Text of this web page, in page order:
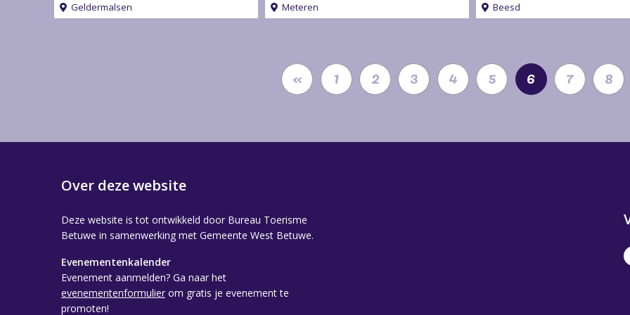
Geldermalsen Meteren Beesd
« 1 2 3 4 5 6 7 8
Over deze website
Deze website is tot ontwikkeld door Bureau Toerisme
Betuwe in samenwerking met Gemeente West Betuwe.
Evenementenkalender
Evenement aanmelden? Ga naar het
evenementenformulier om gratis je evenement te
promoten!